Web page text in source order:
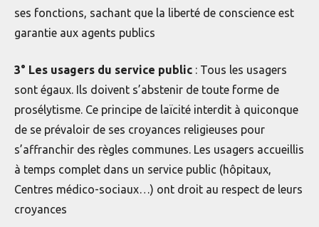
ses fonctions, sachant que la liberté de conscience est
garantie aux agents publics
3° Les usagers du service public : Tous les usagers
sont égaux. Ils doivent s’abstenir de toute forme de
prosélytisme. Ce principe de laïcité interdit à quiconque
de se prévaloir de ses croyances religieuses pour
s’affranchir des règles communes. Les usagers accueillis
à temps complet dans un service public (hôpitaux,
Centres médico-sociaux…) ont droit au respect de leurs
croyances